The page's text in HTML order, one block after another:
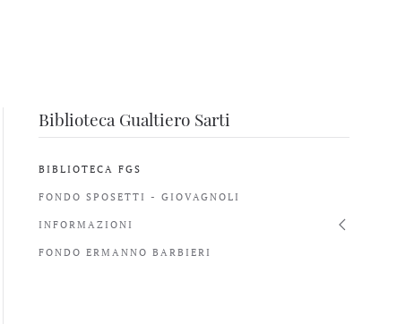
Biblioteca Gualtiero Sarti
BIBLIOTECA FGS
FONDO SPOSETTI - GIOVAGNOLI
INFORMAZIONI
FONDO ERMANNO BARBIERI